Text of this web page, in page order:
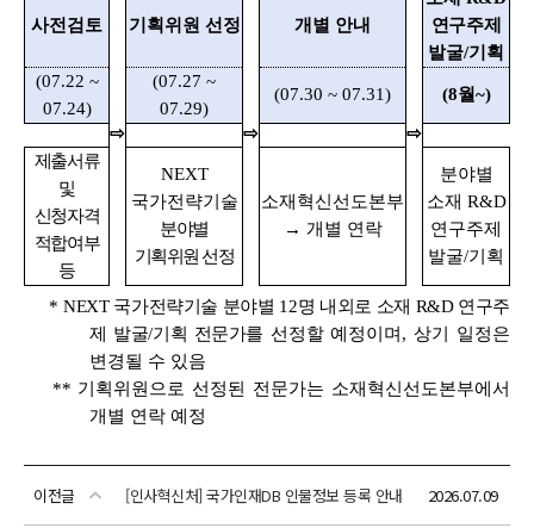
이전글 [인사혁신처] 국가인재DB 인물정보 등록 안내 2026.07.09